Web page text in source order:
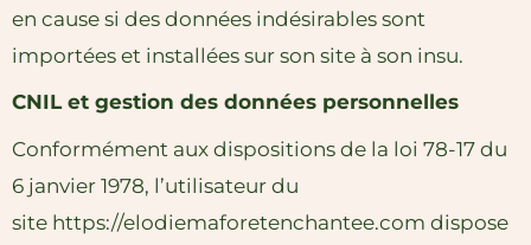
en cause si des données indésirables sont
importées et installées sur son site à son insu.
CNIL et gestion des données personnelles
Conformément aux dispositions de la loi 78-17 du
6 janvier 1978, l’utilisateur du
site https://elodiemaforetenchantee.com dispose